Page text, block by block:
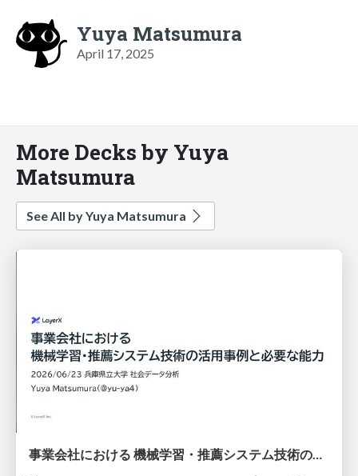
Yuya Matsumura
April 17, 2025
More Decks by Yuya
Matsumura
See All by Yuya Matsumura
事業会社における 機械学習・推薦システム技術の活用事例と必要な能力 / ml-recsys-in-layerx-wantedly-2026